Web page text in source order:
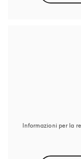
Informazioni per la